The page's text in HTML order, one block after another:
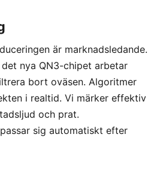
är marknadsledande.
nya QN3-chipet arbetar
bort oväsen. Algoritmer
i realtid. Vi märker effektiv
och prat.
sig automatiskt efter